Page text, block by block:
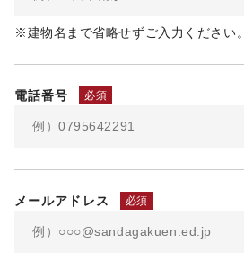
※建物名まで省略せずご入力ください。
電話番号 必須
メールアドレス 必須